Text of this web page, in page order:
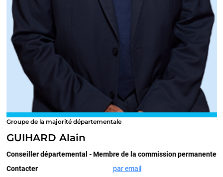
Groupe de la majorité départementale
GUIHARD Alain
Conseiller départemental - Membre de la commission permanente
Contacter
par email